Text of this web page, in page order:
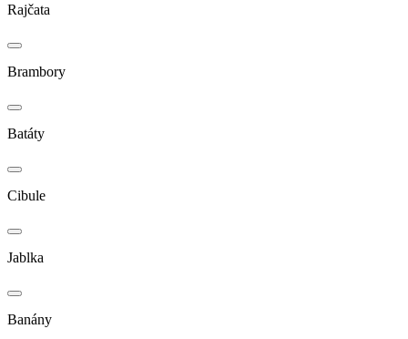
Rajčata
Brambory
Batáty
Cibule
Jablka
Banány